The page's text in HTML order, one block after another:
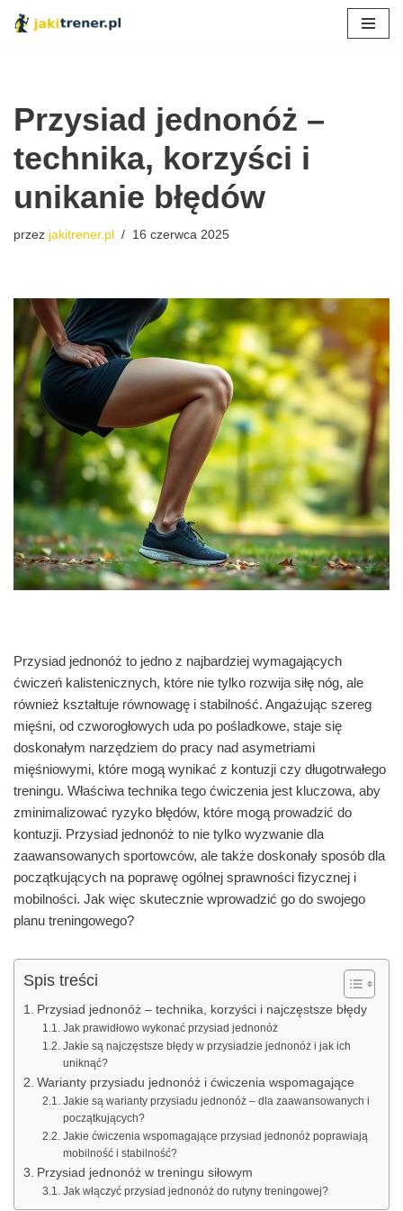
Przysiad jednonóż –
technika, korzyści i
unikanie błędów
przez jakitrener.pl 16 czerwca 2025
Przysiad jednonóż to jedno z najbardziej wymagających
ćwiczeń kalistenicznych, które nie tylko rozwija siłę nóg, ale
również kształtuje równowagę i stabilność. Angażując szereg
mięśni, od czworogłowych uda po pośladkowe, staje się
doskonałym narzędziem do pracy nad asymetriami
mięśniowymi, które mogą wynikać z kontuzji czy długotrwałego
treningu. Właściwa technika tego ćwiczenia jest kluczowa, aby
zminimalizować ryzyko błędów, które mogą prowadzić do
kontuzji. Przysiad jednonóż to nie tylko wyzwanie dla
zaawansowanych sportowców, ale także doskonały sposób dla
początkujących na poprawę ogólnej sprawności fizycznej i
mobilności. Jak więc skutecznie wprowadzić go do swojego
planu treningowego?
Spis treści
Przysiad jednonóż – technika, korzyści i najczęstsze błędy
Jak prawidłowo wykonać przysiad jednonóż
Jakie są najczęstsze błędy w przysiadzie jednonóż i jak ich
uniknąć?
Warianty przysiadu jednonóż i ćwiczenia wspomagające
Jakie są warianty przysiadu jednonóż – dla zaawansowanych i
początkujących?
Jakie ćwiczenia wspomagające przysiad jednonóż poprawiają
mobilność i stabilność?
Przysiad jednonóż w treningu siłowym
Jak włączyć przysiad jednonóż do rutyny treningowej?